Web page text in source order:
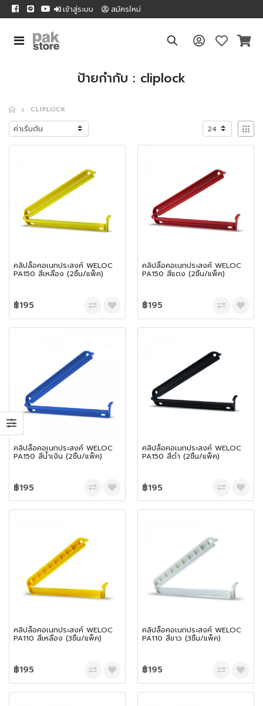
เข้าสู่ระบบ สมัครใหม่
ป้ายกำกับ : cliplock
CLIPLOCK
คลิปล็อคอเนกประสงค์ WELOC
PA150 สีเหลือง (2ชิ้น/แพ็ค)
฿195
คลิปล็อคอเนกประสงค์ WELOC
PA150 สีแดง (2ชิ้น/แพ็ค)
฿195
คลิปล็อคอเนกประสงค์ WELOC
PA150 สีน้ำเงิน (2ชิ้น/แพ็ค)
฿195
คลิปล็อคอเนกประสงค์ WELOC
PA150 สีดำ (2ชิ้น/แพ็ค)
฿195
คลิปล็อคอเนกประสงค์ WELOC
PA110 สีเหลือง (3ชิ้น/แพ็ค)
฿195
คลิปล็อคอเนกประสงค์ WELOC
PA110 สีขาว (3ชิ้น/แพ็ค)
฿195